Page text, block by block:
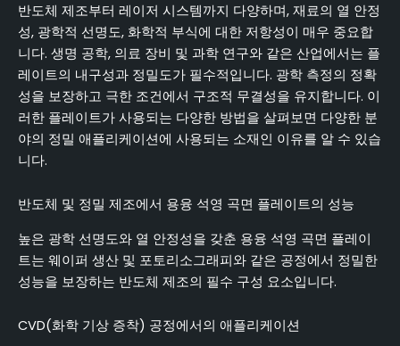
반도체 제조부터 레이저 시스템까지 다양하며, 재료의 열 안정
성, 광학적 선명도, 화학적 부식에 대한 저항성이 매우 중요합
니다. 생명 공학, 의료 장비 및 과학 연구와 같은 산업에서는 플
레이트의 내구성과 정밀도가 필수적입니다. 광학 측정의 정확
성을 보장하고 극한 조건에서 구조적 무결성을 유지합니다. 이
러한 플레이트가 사용되는 다양한 방법을 살펴보면 다양한 분
야의 정밀 애플리케이션에 사용되는 소재인 이유를 알 수 있습
니다.
반도체 및 정밀 제조에서 용융 석영 곡면 플레이트의 성능
높은 광학 선명도와 열 안정성을 갖춘 용융 석영 곡면 플레이
트는 웨이퍼 생산 및 포토리소그래피와 같은 공정에서 정밀한
성능을 보장하는 반도체 제조의 필수 구성 요소입니다.
CVD(화학 기상 증착) 공정에서의 애플리케이션